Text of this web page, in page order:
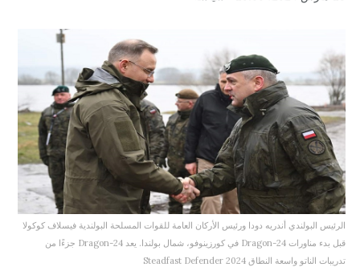
الرئيس البولندي أندريه دودا ورئيس الأركان العامة للقوات المسلحة البولندية فيسلاف كوكولا
قبل بدء مناورات Dragon-24 في كورزينوفو، شمال بولندا. يعد Dragon-24 جزءًا من
تدريبات الناتو واسعة النطاق Steadfast Defender 2024